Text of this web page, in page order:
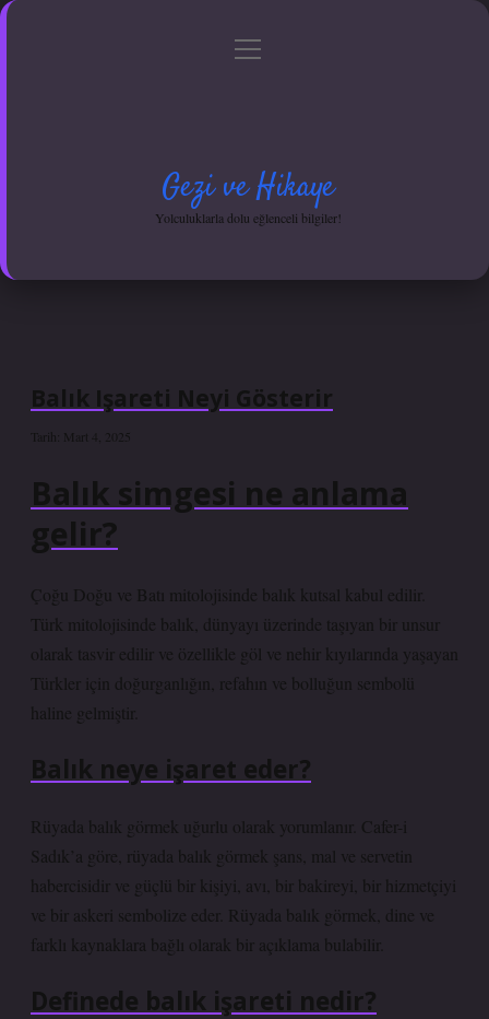
Gizlilik Politikası
menüyü
Gezi ve Hikaye
Yolculuklarla dolu eğlenceli bilgiler!
Balık Işareti Neyi Gösterir
Tarih: Mart 4, 2025
Balık simgesi ne anlama
gelir?
Çoğu Doğu ve Batı mitolojisinde balık kutsal kabul edilir.
Türk mitolojisinde balık, dünyayı üzerinde taşıyan bir unsur
olarak tasvir edilir ve özellikle göl ve nehir kıyılarında yaşayan
Türkler için doğurganlığın, refahın ve bolluğun sembolü
haline gelmiştir.
Balık neye işaret eder?
Rüyada balık görmek uğurlu olarak yorumlanır. Cafer-i
Sadık’a göre, rüyada balık görmek şans, mal ve servetin
habercisidir ve güçlü bir kişiyi, avı, bir bakireyi, bir hizmetçiyi
ve bir askeri sembolize eder. Rüyada balık görmek, dine ve
farklı kaynaklara bağlı olarak bir açıklama bulabilir.
Definede balık işareti nedir?